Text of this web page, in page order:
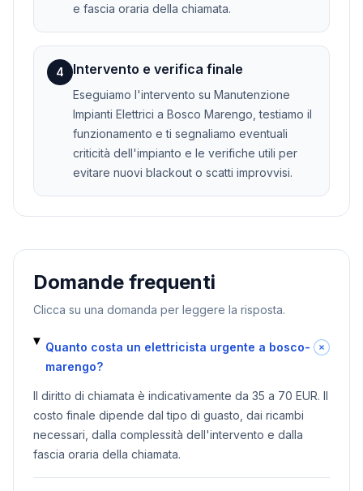
e fascia oraria della chiamata.
4 Intervento e verifica finale
Eseguiamo l'intervento su Manutenzione
Impianti Elettrici a Bosco Marengo, testiamo il
funzionamento e ti segnaliamo eventuali
criticità dell'impianto e le verifiche utili per
evitare nuovi blackout o scatti improvvisi.
Domande frequenti
Clicca su una domanda per leggere la risposta.
Quanto costa un elettricista urgente a bosco-
marengo?
Il diritto di chiamata è indicativamente da 35 a 70 EUR. Il
costo finale dipende dal tipo di guasto, dai ricambi
necessari, dalla complessità dell'intervento e dalla
fascia oraria della chiamata.